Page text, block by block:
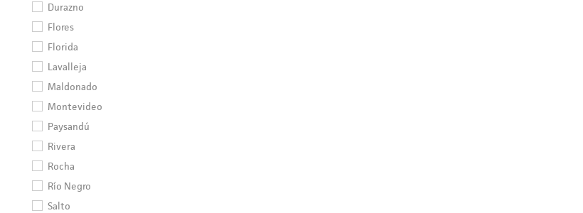
Durazno
Flores
Florida
Lavalleja
Maldonado
Montevideo
Paysandú
Rivera
Rocha
Río Negro
Salto